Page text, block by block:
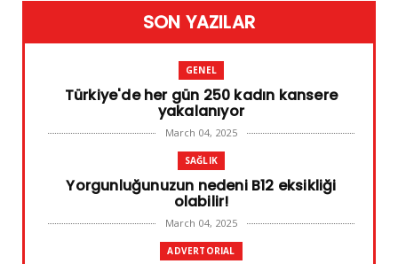
SON YAZILAR
GENEL
Türkiye'de her gün 250 kadın kansere
yakalanıyor
March 04, 2025
SAĞLIK
Yorgunluğunuzun nedeni B12 eksikliği
olabilir!
March 04, 2025
ADVERTORIAL